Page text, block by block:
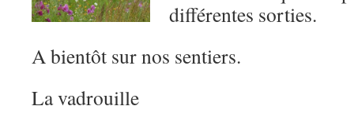
différentes sorties.
A bientôt sur nos sentiers.
La vadrouille